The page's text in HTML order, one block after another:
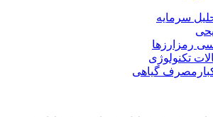
سرمایه
رمزارزها
تکنولوژی
گیاهی